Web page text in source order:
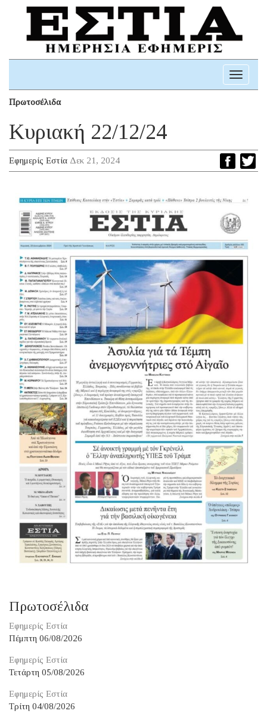
Toggle
Πρωτοσέλιδα
Κυριακή 22/12/24
Εφημερίς Εστία Δεκ 21, 2024
Πρωτοσέλιδα
Εφημερίς Εστία
Πέμπτη 06/08/2026
Εφημερίς Εστία
Τετάρτη 05/08/2026
Εφημερίς Εστία
Τρίτη 04/08/2026